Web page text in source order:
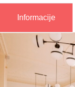
Informacije